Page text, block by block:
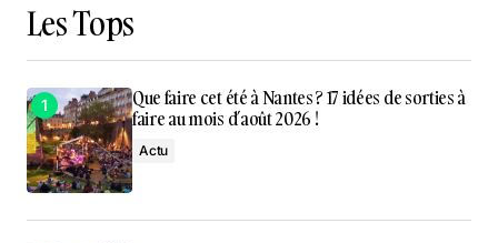
Les Tops
Que faire cet été à Nantes ? 17 idées de sorties à
faire au mois d’août 2026 !
Actu